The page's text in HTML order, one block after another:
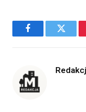
FacebookTwitter